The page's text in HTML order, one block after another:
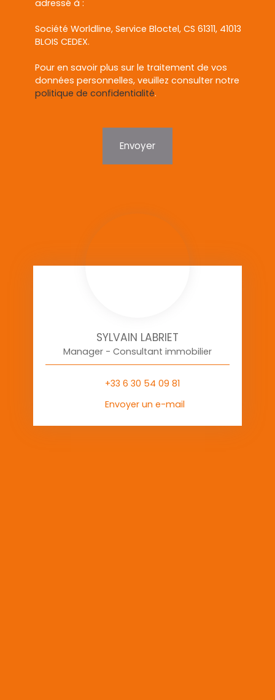
adressé à :
Société Worldline, Service Bloctel, CS 61311, 41013
BLOIS CEDEX.
Pour en savoir plus sur le traitement de vos
données personnelles, veuillez consulter notre
politique de confidentialité.
Envoyer
SYLVAIN LABRIET
Manager - Consultant immobilier
+33 6 30 54 09 81
Envoyer un e-mail